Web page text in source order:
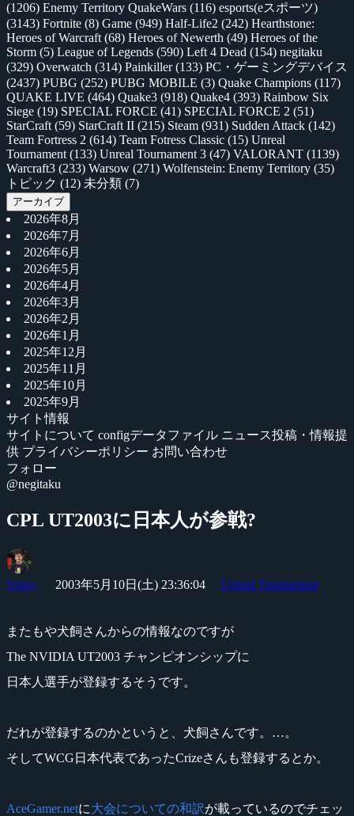
(1206) Enemy Territory QuakeWars (116) esports(eスポーツ)
(3143) Fortnite (8) Game (949) Half-Life2 (242) Hearthstone:
Heroes of Warcraft (68) Heroes of Newerth (49) Heroes of the
Storm (5) League of Legends (590) Left 4 Dead (154) negitaku
(329) Overwatch (314) Painkiller(133) PC・ゲーミングデバイス
(2437) PUBG (252) PUBG MOBILE (3) Quake Champions (117)
QUAKE LIVE (464) Quake3 (918) Quake4 (393) Rainbow Six
Siege (19) SPECIAL FORCE (41) SPECIAL FORCE 2 (51)
StarCraft (59) StarCraft II (215) Steam (931) Sudden Attack (142)
Team Fortress 2 (614) Team Fotress Classic (15) Unreal
Tournament (133) Unreal Tournament 3 (47) VALORANT (1139)
Warcraft3 (233) Warsow (271) Wolfenstein: Enemy Territory (35)
トピック (12) 未分類 (7)
アーカイブ
2026年8月
2026年7月
2026年6月
2026年5月
2026年4月
2026年3月
2026年2月
2026年1月
2025年12月
2025年11月
2025年10月
2025年9月
サイト情報
サイトについて configデータファイル ニュース投稿・情報提
供 プライバシーポリシー お問い合わせ
フォロー
@negitaku
CPL UT2003に日本人が参戦?
Yossy 2003年5月10日(土) 23:36:04 Unreal Tournament
またもや犬飼さんからの情報なのですが
The NVIDIA UT2003 チャンピオンシップに
日本人選手が登録するそうです。
だれが登録するのかというと、犬飼さんです。…。
そしてWCG日本代表であったCrizeさんも登録するとか。
AceGamer.netに大会についての和訳が載っているのでチェッ